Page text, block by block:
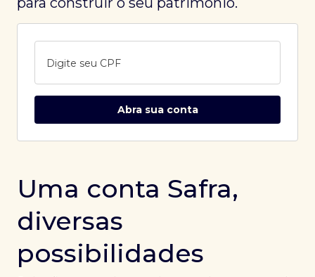
Digite seu CPF
Abra sua conta
Uma conta Safra,
diversas
possibilidades